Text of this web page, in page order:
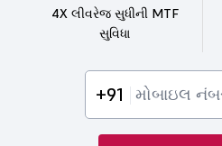
4X લીવરેજ સુધીની MTF
સુવિધા
+91